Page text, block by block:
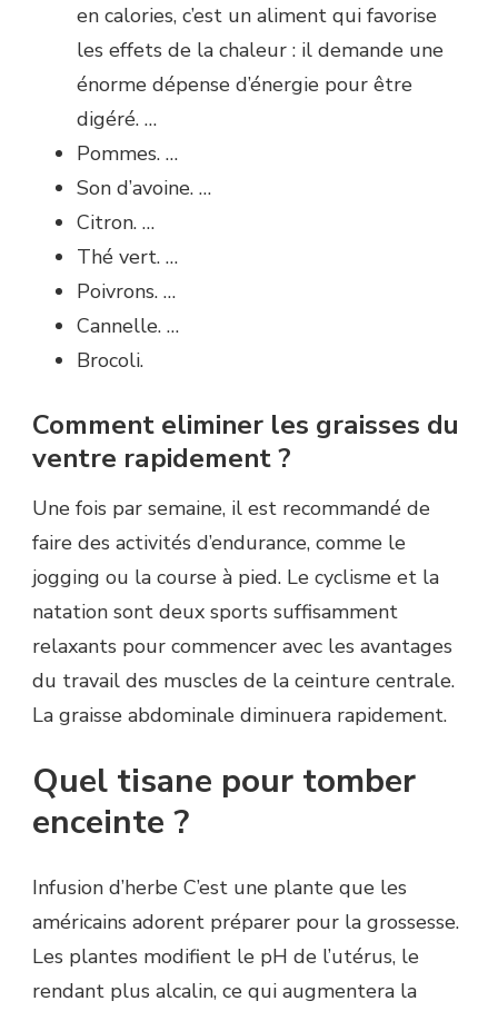
en calories, c’est un aliment qui favorise
les effets de la chaleur : il demande une
énorme dépense d’énergie pour être
digéré. …
Pommes. …
Son d’avoine. …
Citron. …
Thé vert. …
Poivrons. …
Cannelle. …
Brocoli.
Comment eliminer les graisses du
ventre rapidement ?
Une fois par semaine, il est recommandé de
faire des activités d’endurance, comme le
jogging ou la course à pied. Le cyclisme et la
natation sont deux sports suffisamment
relaxants pour commencer avec les avantages
du travail des muscles de la ceinture centrale.
La graisse abdominale diminuera rapidement.
Quel tisane pour tomber
enceinte ?
Infusion d’herbe C’est une plante que les
américains adorent préparer pour la grossesse.
Les plantes modifient le pH de l’utérus, le
rendant plus alcalin, ce qui augmentera la